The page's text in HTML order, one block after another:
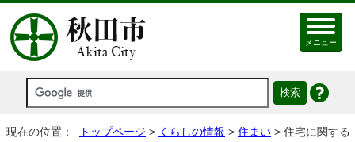
メニュー
現在の位置： トップページ > くらしの情報 > 住まい > 住宅に関する